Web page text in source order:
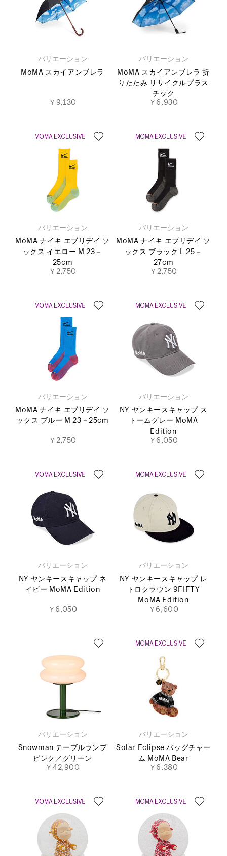
バリエーション
MoMA スカイアンブレラ
￥9,130
バリエーション
MoMA スカイアンブレラ 折
りたたみ リサイクルプラス
チック
￥6,930
バリエーション
MoMA ナイキ エブリデイ ソ
ックス イエロー M 23－
25cm
￥2,750
バリエーション
MoMA ナイキ エブリデイ ソ
ックス ブラック L 25－
27cm
￥2,750
バリエーション
MoMA ナイキ エブリデイ ソ
ックス ブルー M 23－25cm
￥2,750
バリエーション
NY ヤンキースキャップ ス
トームグレー MoMA
Edition
￥6,050
バリエーション
NY ヤンキースキャップ ネ
イビー MoMA Edition
￥6,050
バリエーション
NY ヤンキースキャップ レ
トロクラウン 9FIFTY
MoMA Edition
￥6,600
バリエーション
Snowman テーブルランプ
ピンク／グリーン
￥42,900
バリエーション
Solar Eclipse バッグチャー
ム MoMA Bear
￥6,380